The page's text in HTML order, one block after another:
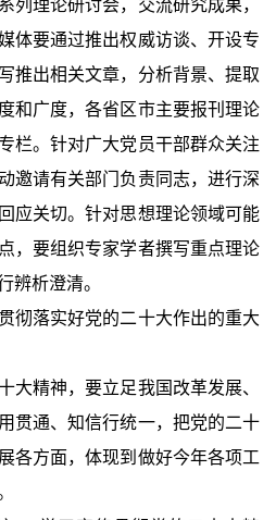
列理论研讨会，交流研究成果，
体要通过推出权威访谈、开设专
推出相关文章，分析背景、提取
和广度，各省区市主要报刊理论
栏。针对广大党员干部群众关注
邀请有关部门负责同志，进行深
应关切。针对思想理论领域可能
，要组织专家学者撰写重点理论
辨析澄清。
落实好党的二十大作出的重大
精神，要立足我国改革发展、
贯通、知信行统一，把党的二十
各方面，体现到做好今年各项工